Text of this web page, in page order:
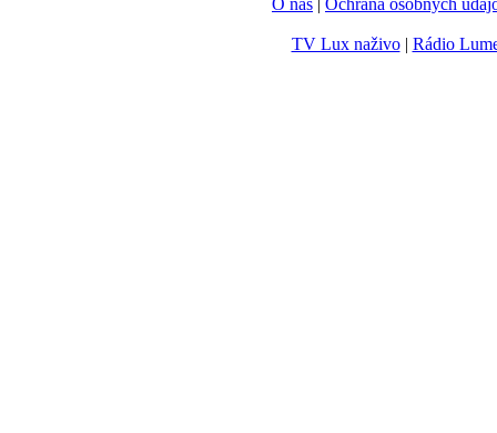
O nás Ochrana osobných
TV Lux naživo| Rádio